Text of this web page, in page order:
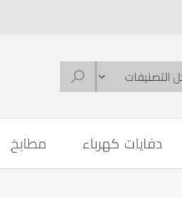
دفايات كهرباء مطابخ